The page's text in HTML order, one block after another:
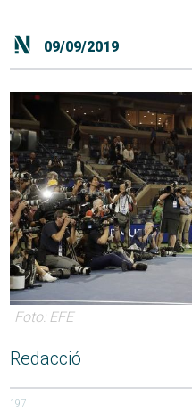
09/09/2019
Foto: EFE
Redacció
197